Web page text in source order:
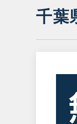
千葉